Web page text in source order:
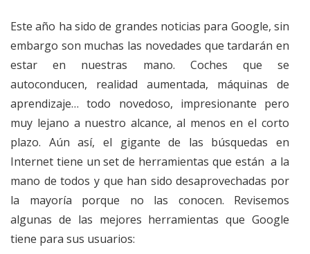
Este año ha sido de grandes noticias para Google, sin
embargo son muchas las novedades que tardarán en
estar en nuestras mano. Coches que se
autoconducen, realidad aumentada, máquinas de
aprendizaje… todo novedoso, impresionante pero
muy lejano a nuestro alcance, al menos en el corto
plazo. Aún así, el gigante de las búsquedas en
Internet tiene un set de herramientas que están a la
mano de todos y que han sido desaprovechadas por
la mayoría porque no las conocen. Revisemos
algunas de las mejores herramientas que Google
tiene para sus usuarios: